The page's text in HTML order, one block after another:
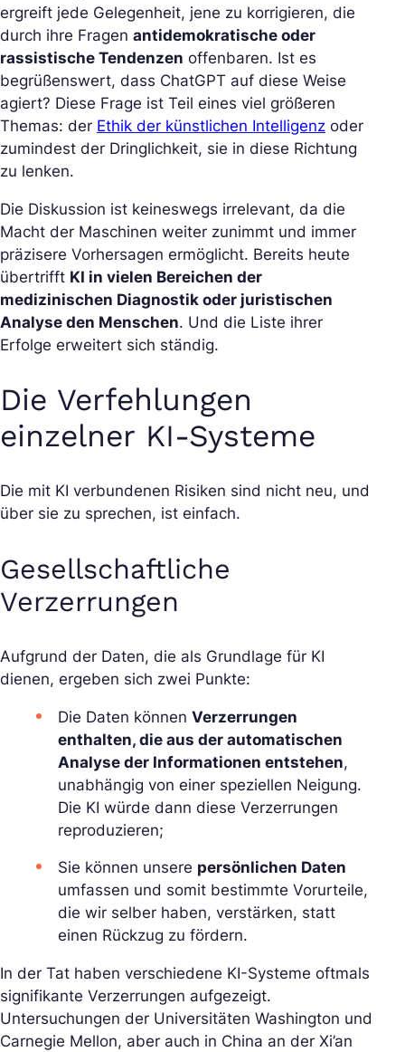
ergreift jede Gelegenheit, jene zu korrigieren, die
durch ihre Fragen antidemokratische oder
rassistische Tendenzen offenbaren. Ist es
begrüßenswert, dass ChatGPT auf diese Weise
agiert? Diese Frage ist Teil eines viel größeren
Themas: der Ethik der künstlichen Intelligenz oder
zumindest der Dringlichkeit, sie in diese Richtung
zu lenken.
Die Diskussion ist keineswegs irrelevant, da die
Macht der Maschinen weiter zunimmt und immer
präzisere Vorhersagen ermöglicht. Bereits heute
übertrifft KI in vielen Bereichen der
medizinischen Diagnostik oder juristischen
Analyse den Menschen. Und die Liste ihrer
Erfolge erweitert sich ständig.
Die Verfehlungen
einzelner KI-Systeme
Die mit KI verbundenen Risiken sind nicht neu, und
über sie zu sprechen, ist einfach.
Gesellschaftliche
Verzerrungen
Aufgrund der Daten, die als Grundlage für KI
dienen, ergeben sich zwei Punkte:
Die Daten können Verzerrungen
enthalten, die aus der automatischen
Analyse der Informationen entstehen,
unabhängig von einer speziellen Neigung.
Die KI würde dann diese Verzerrungen
reproduzieren;
Sie können unsere persönlichen Daten
umfassen und somit bestimmte Vorurteile,
die wir selber haben, verstärken, statt
einen Rückzug zu fördern.
In der Tat haben verschiedene KI-Systeme oftmals
signifikante Verzerrungen aufgezeigt.
Untersuchungen der Universitäten Washington und
Carnegie Mellon, aber auch in China an der Xi’an